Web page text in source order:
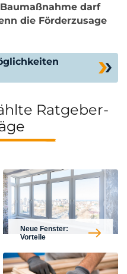
darf
die Förderzusage
Ratgeber-
Neue Fenster:
Vorteile